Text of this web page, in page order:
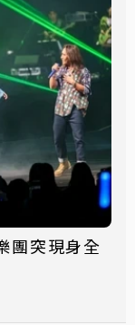
團突現身全